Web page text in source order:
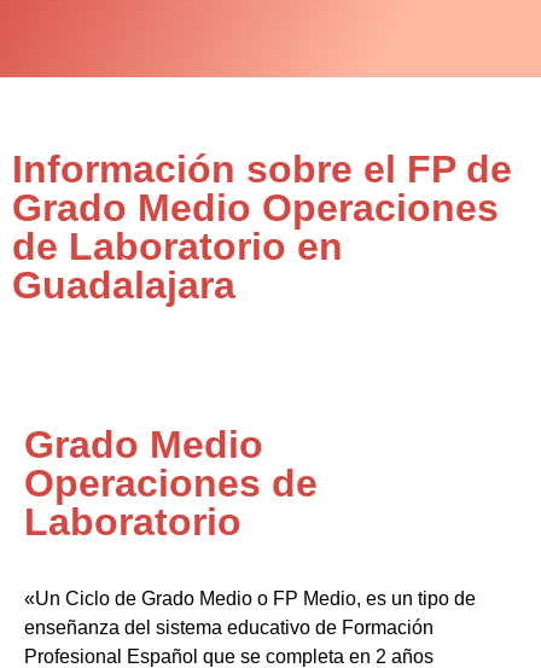
Información sobre el FP de
Grado Medio Operaciones
de Laboratorio en
Guadalajara
Grado Medio
Operaciones de
Laboratorio
«Un Ciclo de Grado Medio o FP Medio, es un tipo de
enseñanza del sistema educativo de Formación
Profesional Español que se completa en 2 años